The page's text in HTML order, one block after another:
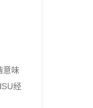
意味
经